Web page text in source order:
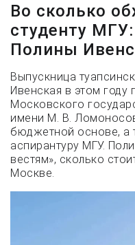
Во сколько
студенту
Полины
Выпускница
Ивенская в этом году
Московского
имени М. В.
бюджетной основе, а
аспирантуру МГУ.
вестям», сколько
Москве.